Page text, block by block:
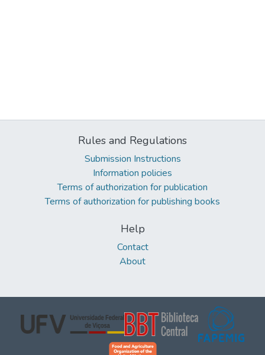
Rules and Regulations
Submission Instructions
Information policies
Terms of authorization for publication
Terms of authorization for publishing books
Help
Contact
About